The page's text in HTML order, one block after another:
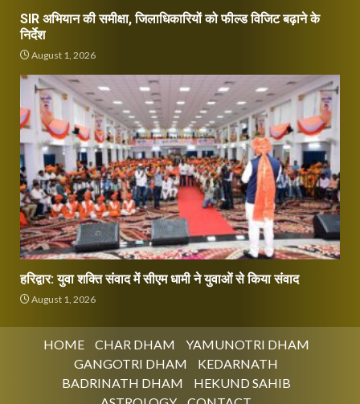
SIR अभियान की समीक्षा, जिलाधिकारियों को फील्ड विजिट बढ़ाने के
निर्देश
August 1, 2026
हरिद्वार: युवा शक्ति संवाद में सीएम धामी ने युवाओं से किया संवाद
August 1, 2026
HOME CHAR DHAM
YAMUNOTRI DHAM
GANGOTRI DHAM
KEDARNATH
BADRINATH DHAM
HEKUND SAHIB